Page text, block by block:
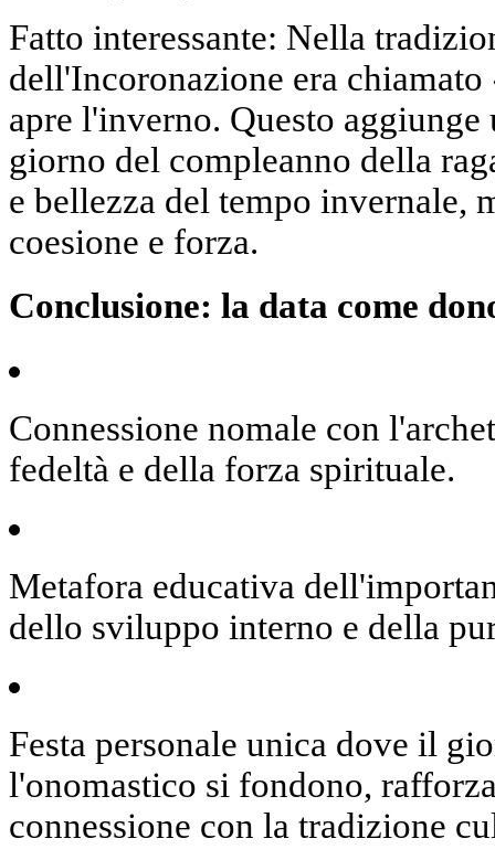
Fatto interessante: Nella
dell'Incoronazione era chiamato
apre l'inverno. Questo
giorno del compleanno della
e bellezza del tempo invernale,
coesione e forza.
Conclusione: la data come
Connessione nomale con
fedeltà e della forza spirituale.
Metafora educativa
dello sviluppo interno e della
Festa personale unica dove il
l'onomastico si fondono,
connessione con la tradizione